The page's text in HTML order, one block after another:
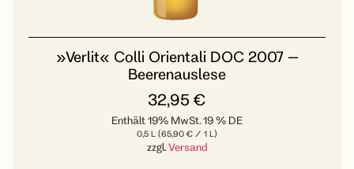
»Verlit« Colli Orientali DOC 2007 –
Beerenauslese
32,95 €
Enthält 19% MwSt. 19 % DE
0,5 L (65,90 € / 1 L)
zzgl.Versand